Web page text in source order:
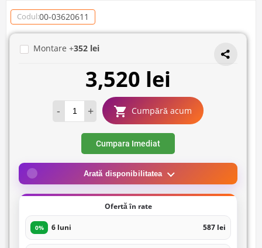
Codul:00-03620611
Montare +352 lei
3,520 lei
- + Cumpără acum
Cumpara Imediat
Arată disponibilitatea
Ofertă în rate
0% 6 luni 587 lei